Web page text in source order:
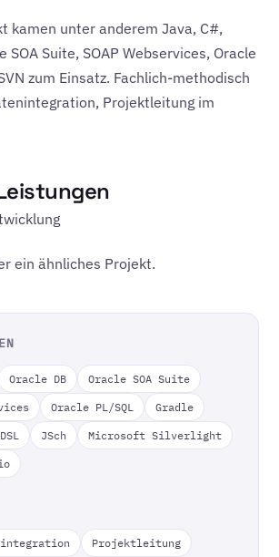
kamen unter anderem Java, C#,
SOA Suite, SOAP Webservices, Oracle
zum Einsatz. Fachlich-methodisch
Projektleitung im
ein ähnliches Projekt.
Oracle DB Oracle SOA Suite
Oracle PL/SQL Gradle
JSch Microsoft Silverlight
Projektleitung